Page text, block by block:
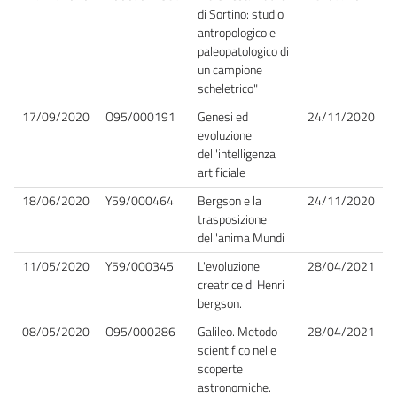
di Sortino: studio
antropologico e
paleopatologico di
un campione
scheletrico"
17/09/2020 O95/000191
Genesi ed
evoluzione
dell'intelligenza
artificiale
24/11/2020
18/06/2020 Y59/000464
Bergson e la
trasposizione
dell'anima Mundi
24/11/2020
11/05/2020 Y59/000345
L'evoluzione
creatrice di Henri
bergson.
28/04/2021
08/05/2020 O95/000286
Galileo. Metodo
scientifico nelle
scoperte
astronomiche.
28/04/2021